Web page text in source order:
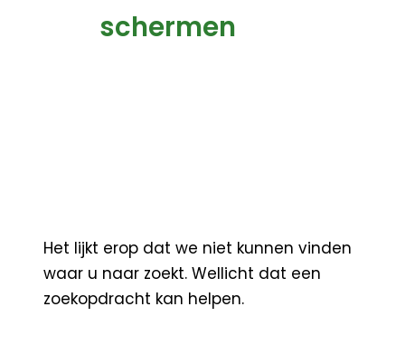
schermen
Het lijkt erop dat we niet kunnen vinden
waar u naar zoekt. Wellicht dat een
zoekopdracht kan helpen.